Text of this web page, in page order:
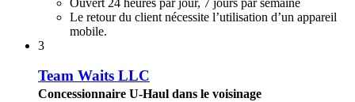
Le retour du client nécessite l’utilisation d’un appareil
mobile.
3
Team Waits LLC
Concessionnaire U-Haul dans le voisinage